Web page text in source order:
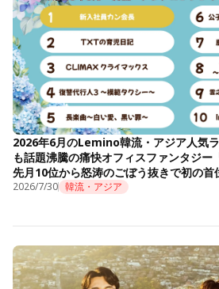
2026年6月のLemino韓流・アジア人気
も話題沸騰の痛快オフィスファンタジー
先月10位から怒涛のごぼう抜きで初の首
2026/7/30 韓流・アジア